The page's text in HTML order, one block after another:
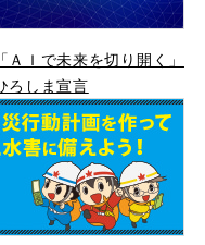
「ＡＩで未来を切り開く」
ろしま宣言